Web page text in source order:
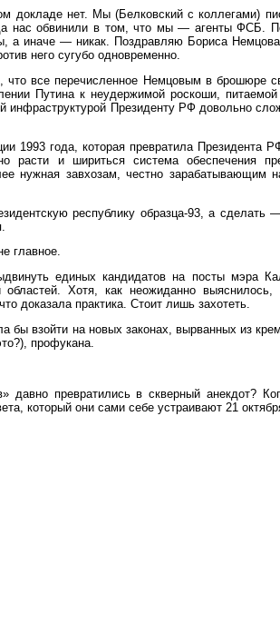
докладе нет. Мы (Белковский с коллегами)
нас обвинили в том, что мы — агенты ФСБ.
а иначе — никак. Поздравляю Бориса
него сугубо одновременно.
что все перечисленное Немцовым в брошюре
Путина к неудержимой роскоши,
инфраструктурой Президенту РФ довольно
1993 года, которая превратила Президента
расти и шириться система обеспечения
нужная завхозам, честно зарабатывающим
республику образца-93, а сделать
главное.
единых кандидатов на посты мэра
областей. Хотя, как неожиданно
доказала практика. Стоит лишь захотеть.
бы взойти на новых законах, вырванных из
профукана.
превратились в скверный анекдот?
который они сами себе устраивают 21